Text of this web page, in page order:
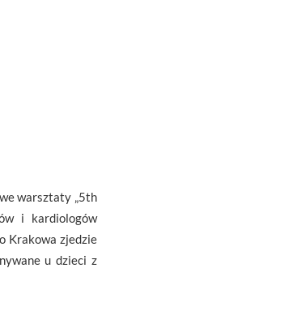
warsztaty „5th
i kardiologów
Krakowa zjedzie
u dzieci z